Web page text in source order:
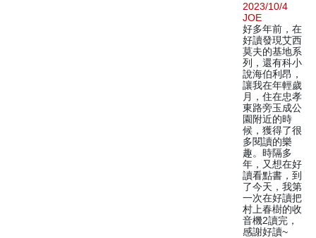
2023/10/4
JOE
好多年前，在
好讀發現艾西
莫夫的基地系
列，還有科小
說海伯利昂，
讓我在年輕歲
月，住在忠孝
東路旁玉成公
園附近的時
候，獲得了很
多閱讀的樂
趣。時隔多
年，又想在好
讀看點書，到
了今天，我第
一次在好讀把
村上春樹的收
音機2讀完，
感謝好讀~